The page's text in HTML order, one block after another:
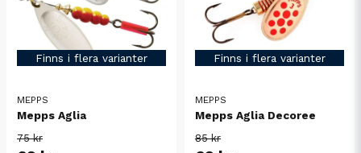
Finns i flera varianter
MEPPS
Mepps Aglia
75 kr
Finns i flera varianter
MEPPS
Mepps Aglia Decoree
85 kr